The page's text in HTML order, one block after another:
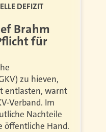
DEFIZIT
Brahm
für
zu hieven,
entlasten, warnt
Verband. Im
Nachteile
öffentliche Hand.